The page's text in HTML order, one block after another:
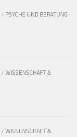
/ PSYCHE UND BERATUNG
/ WISSENSCHAFT &
/ WISSENSCHAFT &